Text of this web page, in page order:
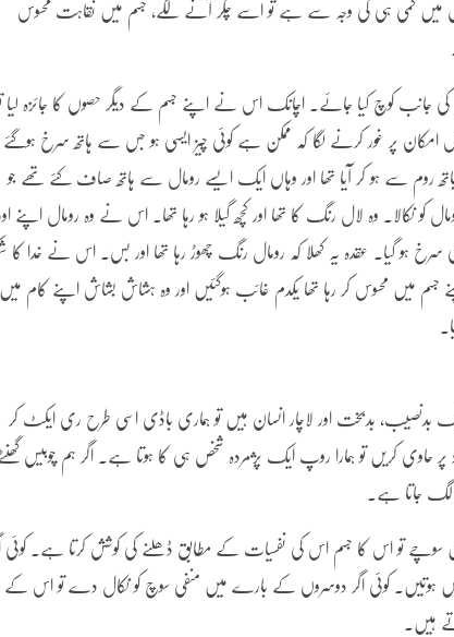
کمی ہی کی وجہ سے ہے تو اسے چکر آنے لگے، جسم میں نقاہت محسوس
جانب کوچ کیا جائے۔ اچانک اس نے اپنے جسم کے دیگر حصوں کا جائزہ لیا
پر غور کرنے لگا کہ ممکن ہے کوئی چیز ایسی ہو جس سے ہاتھ سرخ ہوگئے
باتھ روم سے ہو کر آیا تھا اور وہاں ایک ایسے رومال سے ہاتھ صاف کئے تھے جو
نکالا۔ وہ لال رنگ کا تھا اور کچھ گیلا ہو رہا تھا۔ اس نے وہ رومال اپنے
ہو گیا۔ عقدہ یہ کھلا کہ رومال رنگ چھوڑ رہا تھا اور بس۔ اس نے خدا کا
میں محسوس کر رہا تھا یکدم غائب ہوگئیں اور وہ ہشاش بشاش اپنے کام میں
بدنصیب، بدبخت اور لاچار انسان ہیں تو ہماری باڈی اسی طرح ری ایکٹ کر
کریں تو ہمارا روپ ایک پژمردہ شخص ہی کا ہوتا ہے۔ اگر ہم چوبیس
لگ جاتا ہے۔
سوچے تو اس کا جسم اس کی نفسیات کے مطابق ڈھلنے کی کوشش کرتا ہے۔ کوئی
ہوتیں۔ کوئی اگر دوسروں کے بارے میں منفی سوچ کو نکال دے تو اس کے
ہیں۔